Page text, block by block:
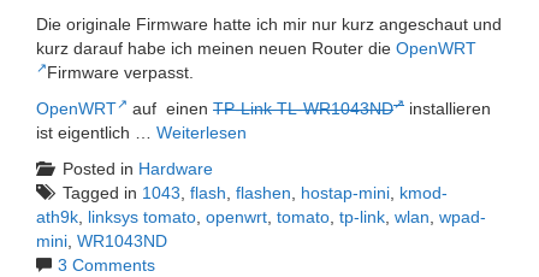
Die originale Firmware hatte ich mir nur kurz angeschaut und
kurz darauf habe ich meinen neuen Router die OpenWRT
Firmware verpasst.
OpenWRT
auf einen TP-Link TL-WR1043ND
installieren
ist eigentlich … Weiterlesen
Posted in Hardware
Tagged in 1043, flash, flashen, hostap-mini, kmod-
ath9k, linksys tomato, openwrt, tomato, tp-link, wlan, wpad-
mini, WR1043ND
3 Comments